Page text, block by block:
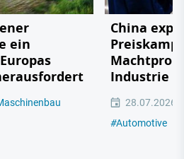
ein
China
Industrie
28.07.2026
#Automotive